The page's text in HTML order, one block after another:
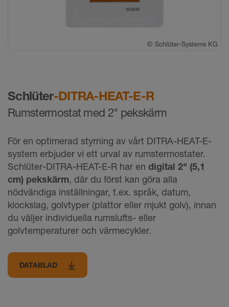
Schlüter-DITRA-HEAT-E-R
Rumstermostat med 2" pekskärm
För en optimerad styrning av vårt DITRA-HEAT-E-
system erbjuder vi ett urval av rumstermostater.
Schlüter-DITRA-HEAT-E-R har en digital 2" (5,1
cm) pekskärm, där du först kan göra alla
nödvändiga inställningar, t.ex. språk, datum,
klockslag, golvtyper (plattor eller mjukt golv), innan
du väljer individuella rumslufts- eller
golvtemperaturer och värmecykler.
DATABLAD
© Schlüter-Systems KG